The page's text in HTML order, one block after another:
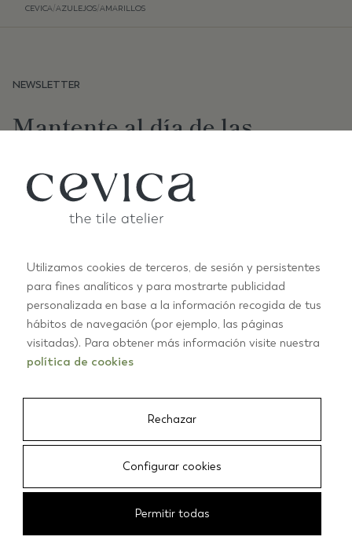
CEVICA/AZULEJOS/AMARILLOS
NEWSLETTER
Mantente al día de las
SUSCRIBIR
PRODUCTOS
RECTANGULARES
CUADRADOS
CRUZ
TODOS LOS PRODUCTOS
INSPIRACIÓN
COCINA
Utilizamos cookies de terceros, de sesión y persistentes
para fines analíticos y para mostrarte publicidad
personalizada en base a la información recogida de tus
hábitos de navegación (por ejemplo, las páginas
visitadas). Para obtener más información visite nuestra
política de cookies
Rechazar
Configurar cookies
Permitir todas